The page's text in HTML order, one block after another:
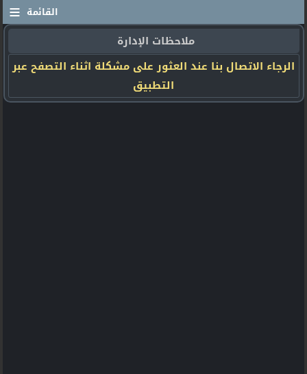
≡ القائمة
ملاحظات الإدارة
الرجاء الاتصال بنا عند العثور على مشكلة اثناء التصفح عبر
التطبيق